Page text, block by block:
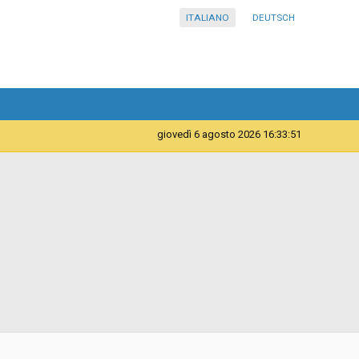
ITALIANO DEUTSCH
giovedì 6 agosto 2026 16:33:52